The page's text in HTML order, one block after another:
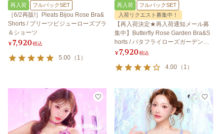
再入荷 フルバックSET
［6/2再販!］Pleats Bijou Rose Bra&
Shorts / プリーツビジューローズブラ
＆ショーツ
¥7,920税込
5.00 （ 1 ）
再入荷
フルバックSET
入荷リクエスト募集中！
【再入荷決定★再入荷通知メール募
集中】Butterfly Rose Garden Bra&S
horts / バタフライローズガーデンブ
ラ＆ショーツ
¥7,920税込
4.00 （ 1 ）